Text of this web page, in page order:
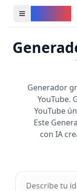
Open all YouTube
Generador
YouTube.
YouTube
Este
con IA